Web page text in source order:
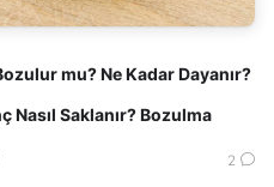
mu? Ne Kadar Dayanır?
Nasıl Saklanır? Bozulma
2